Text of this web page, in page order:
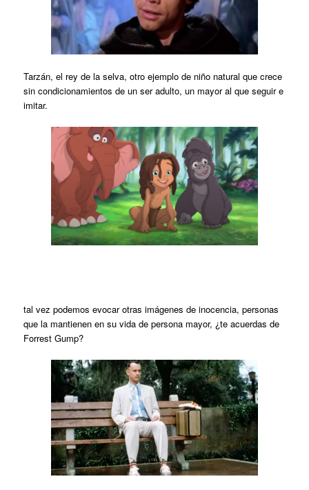
Tarzán, el rey de la selva, otro ejemplo de niño natural que crece
sin condicionamientos de un ser adulto, un mayor al que seguir e
imitar.
tal vez podemos evocar otras imágenes de inocencia, personas
que la mantienen en su vida de persona mayor, ¿te acuerdas de
Forrest Gump?